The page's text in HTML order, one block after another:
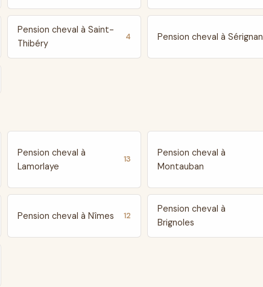
Pension cheval à Saint-
Thibéry
4 Pension cheval à Sérignan
Pension cheval à
Lamorlaye
13
Pension cheval à
Montauban
Pension cheval à Nîmes 12
Pension cheval à
Brignoles